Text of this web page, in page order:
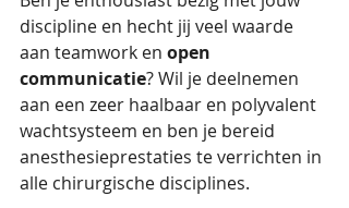
discipline en hecht jij veel waarde
aan teamwork en open
communicatie? Wil je deelnemen
aan een zeer haalbaar en polyvalent
wachtsysteem en ben je bereid
anesthesieprestaties te verrichten in
alle chirurgische disciplines.